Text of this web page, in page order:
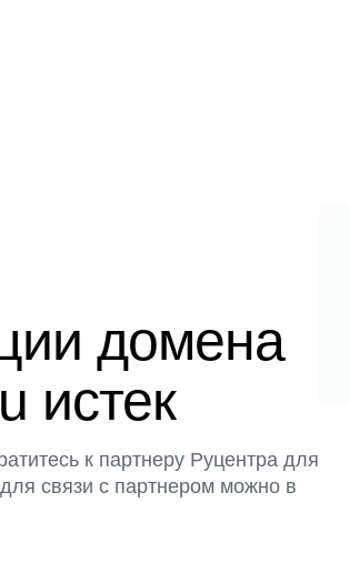
домена
истек
к партнеру Руцентра для
связи с партнером можно в